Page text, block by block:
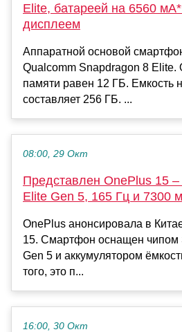
Elite, батареей на 6560
дисплеем
Аппаратной основой
Qualcomm Snapdragon 8 Elite.
памяти равен 12 ГБ. Емкость
составляет 256 ГБ. ...
08:00, 29 Окт
Представлен OnePlus 15
Elite Gen 5, 165 Гц и 7300
OnePlus анонсировала в
15. Смартфон оснащен чипом
Gen 5 и аккумулятором
того, это п...
16:00, 30 Окт